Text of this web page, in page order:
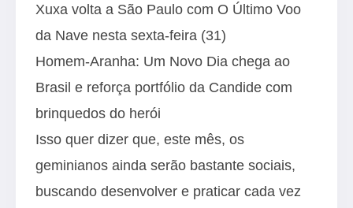
Xuxa volta a São Paulo com O Último Voo
da Nave nesta sexta-feira (31)
Homem-Aranha: Um Novo Dia chega ao
Brasil e reforça portfólio da Candide com
brinquedos do herói
Isso quer dizer que, este mês, os
geminianos ainda serão bastante sociais,
buscando desenvolver e praticar cada vez